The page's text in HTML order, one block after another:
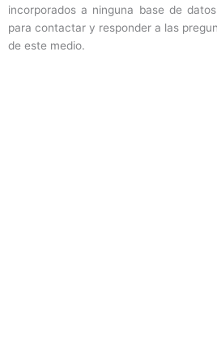
incorporados a ninguna base de
para contactar y responder a las
de este medio.